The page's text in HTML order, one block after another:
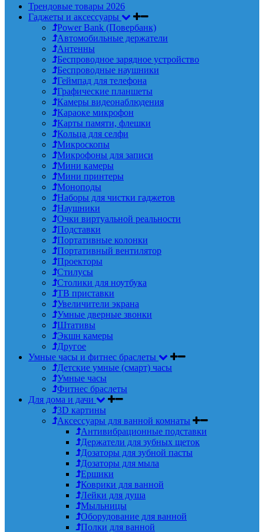
Трендовые товары 2026
Гаджеты и аксессуары
Power Bank (Повербанк)
Автомобильные держатели
Антенны
Беспроводное зарядное устройство
Беспроводные наушники
Геймпад для телефона
Графические планшеты
Камеры видеонаблюдения
Караоке микрофон
Карты памяти, флешки
Кольца для селфи
Микроскопы
Микрофоны для записи
Мини камеры
Мини принтеры
Моноподы
Наборы для чистки гаджетов
Наушники
Очки виртуальной реальности
Подставки
Портативные колонки
Портативный вентилятор
Проекторы
Стилусы
Столики для ноутбука
ТВ приставки
Увеличители экрана
Умные дверные звонки
Штативы
Экшн камеры
Другое
Умные часы и фитнес браслеты
Детские умные (смарт) часы
Умные часы
Фитнес браслеты
Для дома и дачи
3D картины
Аксессуары для ванной комнаты
Антивибрационные подставки
Держатели для зубных щеток
Дозаторы для зубной пасты
Дозаторы для мыла
Ершики
Коврики для ванной
Лейки для душа
Мыльницы
Оборудование для ванной
Полки для ванной